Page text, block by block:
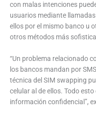
con malas intenciones
usuarios mediante
ellos por el mismo banco u
otros métodos más
“Un problema relacionado
los bancos mandan por
técnica del SIM swapping
celular al de ellos. Todo
información confidencial”,